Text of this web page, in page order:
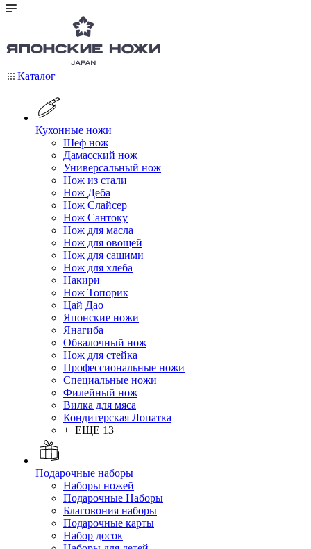
Каталог
Кухонные ножи
Шеф нож
Дамасский нож
Универсальный нож
Нож из стали
Нож Деба
Нож Слайсер
Нож Сантоку
Нож для масла
Нож для овощей
Нож для сашими
Нож для хлеба
Накири
Нож Топорик
Цай Дао
Японские ножи
Янагиба
Обвалочный нож
Нож для стейка
Профессиональные ножи
Специальные ножи
Филейный нож
Вилка для мяса
Кондитерская Лопатка
+ ЕЩЕ 13
Подарочные наборы
Наборы ножей
Подарочные Наборы
Благовония наборы
Подарочные карты
Набор досок